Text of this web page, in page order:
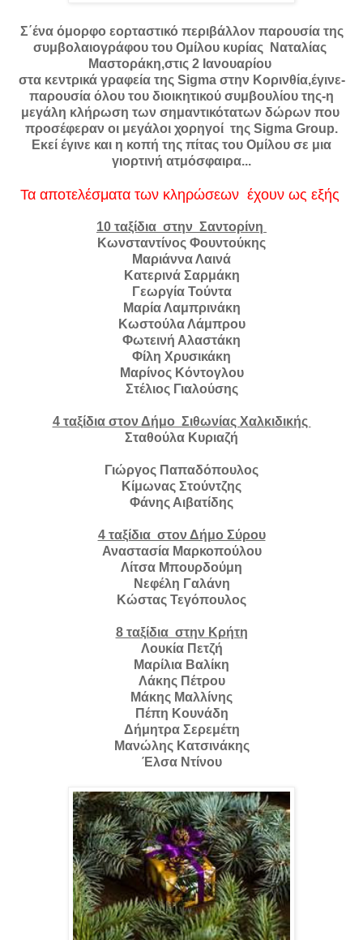
Σ΄ένα όμορφο εορταστικό περιβάλλον παρουσία της
συμβολαιογράφου του Ομίλου κυρίας Ναταλίας
Μαστοράκη,στις 2 Ιανουαρίου
στα κεντρικά γραφεία της Sigma στην Κορινθία,έγινε-
παρουσία όλου του διοικητικού συμβουλίου της-η
μεγάλη κλήρωση των σημαντικότατων δώρων που
προσέφεραν οι μεγάλοι χορηγοί της Sigma Group.
Εκεί έγινε και η κοπή της πίτας του Ομίλου σε μια
γιορτινή ατμόσφαιρα...
Τα αποτελέσματα των κληρώσεων έχουν ως εξής
10 ταξίδια στην Σαντορίνη
Κωνσταντίνος Φουντούκης
Μαριάννα Λαινά
Κατερινά Σαρμάκη
Γεωργία Τούντα
Μαρία Λαμπρινάκη
Κωστούλα Λάμπρου
Φωτεινή Αλαστάκη
Φίλη Χρυσικάκη
Μαρίνος Κόντογλου
Στέλιος Γιαλούσης
4 ταξίδια στον Δήμο Σιθωνίας Χαλκιδικής
Σταθούλα Κυριαζή
Γιώργος Παπαδόπουλος
Κίμωνας Στούντζης
Φάνης Αιβατίδης
4 ταξίδια στον Δήμο Σύρου
Αναστασία Μαρκοπούλου
Λίτσα Μπουρδούμη
Νεφέλη Γαλάνη
Κώστας Τεγόπουλος
8 ταξίδια στην Κρήτη
Λουκία Πετζή
Μαρίλια Βαλίκη
Λάκης Πέτρου
Μάκης Μαλλίνης
Πέπη Κουνάδη
Δήμητρα Σερεμέτη
Μανώλης Κατσινάκης
Έλσα Ντίνου